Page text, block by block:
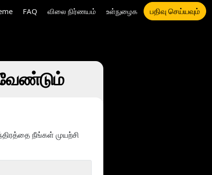
FAQ விலை நிர்ணயம் உள்நுழைக பதிவு செய்யவும்
வேண்டும்
நீங்கள் முயற்சி